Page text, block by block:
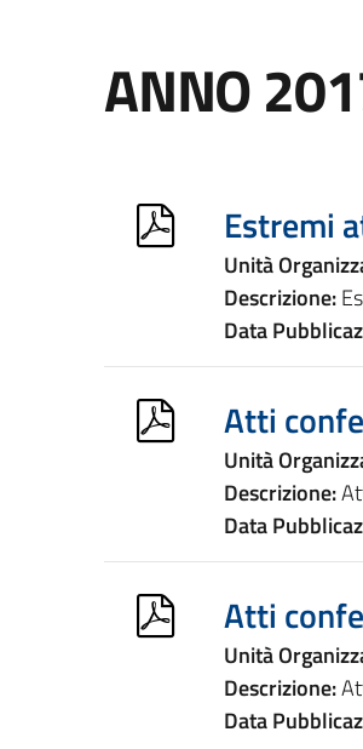
ANNO
Estremi
Unità
Descrizione:
Data
Atti
Unità
Descrizione:
Data
Atti
Unità
Descrizione:
Data